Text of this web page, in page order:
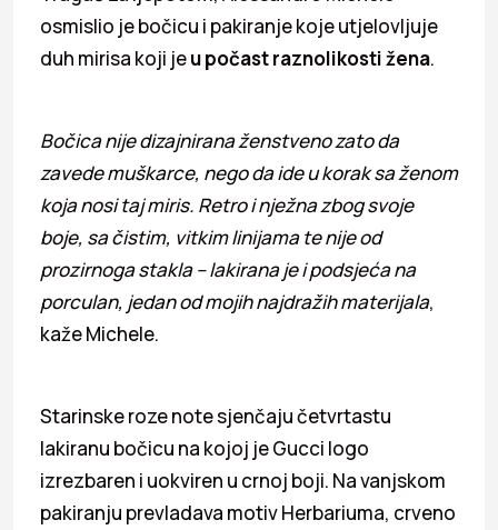
osmislio je bočicu i pakiranje koje utjelovljuje
duh mirisa koji jeu počast raznolikosti žena.
Bočica nije dizajnirana ženstveno zato da
zavede muškarce, nego da ide u korak sa ženom
koja nosi taj miris. Retro i nježna zbog svoje
boje, sa čistim, vitkim linijama te nije od
prozirnoga stakla – lakirana je i podsjeća na
porculan, jedan od mojih najdražih materijala,
kaže Michele.
Starinske roze note sjenčaju četvrtastu
lakiranu bočicu na kojoj je Gucci logo
izrezbaren i uokviren u crnoj boji. Na vanjskom
pakiranju prevladava motiv Herbariuma, crveno